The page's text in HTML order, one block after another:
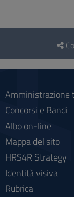
Questionario
social
Amministrazione
Concorsi e Bandi
Albo on-line
Mappa del sito
HRS4R Strategy
Identità visiva
Rubrica